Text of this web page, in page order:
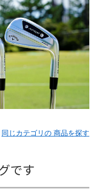
同じカテゴリの 商品を探す
です